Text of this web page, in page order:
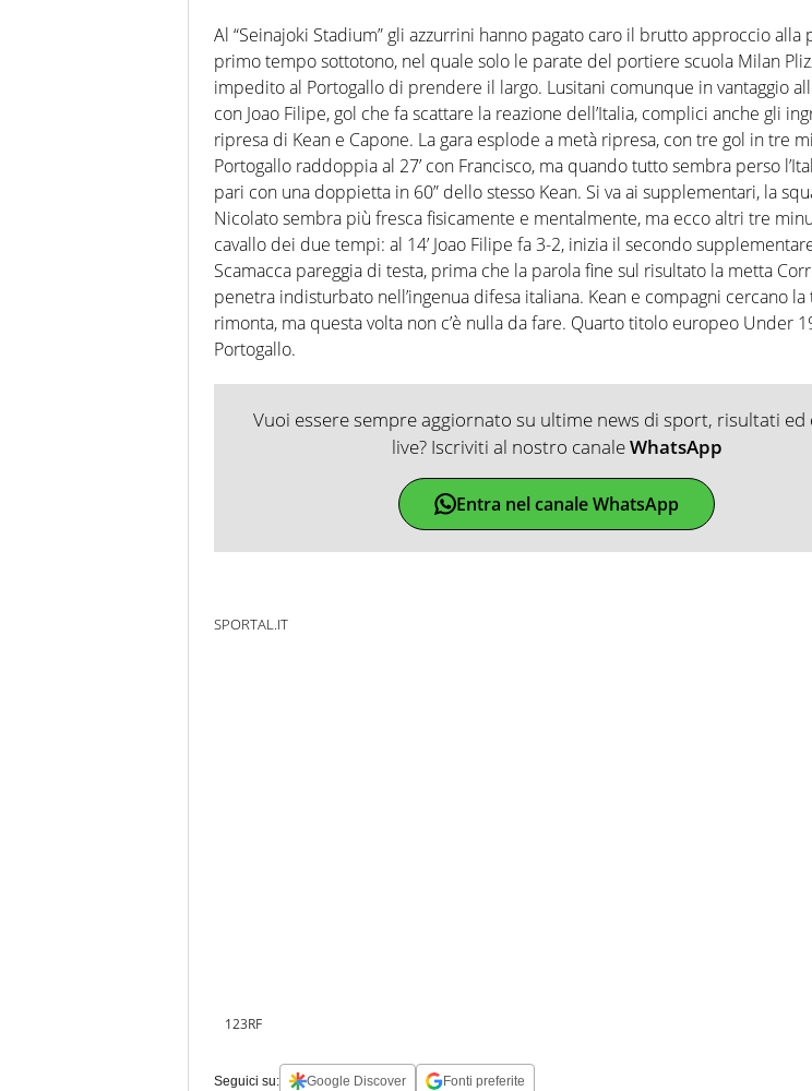
Al “Seinajoki Stadium” gli azzurrini hanno pagato caro il brutto approccio alla
primo tempo sottotono, nel quale solo le parate del portiere scuola Milan
impedito al Portogallo di prendere il largo. Lusitani comunque in vantaggio
con Joao Filipe, gol che fa scattare la reazione dell’Italia, complici anche gli
ripresa di Kean e Capone. La gara esplode a metà ripresa, con tre gol in tre
Portogallo raddoppia al 27’ con Francisco, ma quando tutto sembra perso
pari con una doppietta in 60” dello stesso Kean. Si va ai supplementari, la
Nicolato sembra più fresca fisicamente e mentalmente, ma ecco altri tre
cavallo dei due tempi: al 14’ Joao Filipe fa 3-2, inizia il secondo
Scamacca pareggia di testa, prima che la parola fine sul risultato la metta
penetra indisturbato nell’ingenua difesa italiana. Kean e compagni cercano la
rimonta, ma questa volta non c’è nulla da fare. Quarto titolo europeo Under
Portogallo.
Vuoi essere sempre aggiornato su ultime news di sport, risultati ed
live? Iscriviti al nostro canaleWhatsApp
Entra nel canale WhatsApp
SPORTAL.IT
123RF
Seguici su: Google Discover Fonti preferite